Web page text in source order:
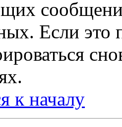
Если это
к началу